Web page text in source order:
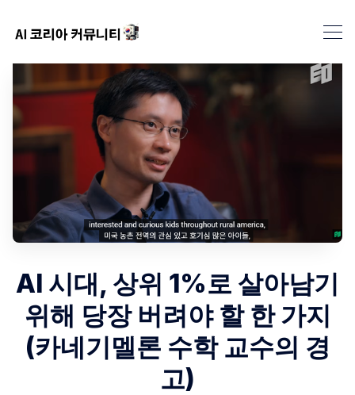
AI 시대, 상위 1%로 살아남기
위해 당장 버려야 할 한 가지
(카네기멜론 수학 교수의 경
고)